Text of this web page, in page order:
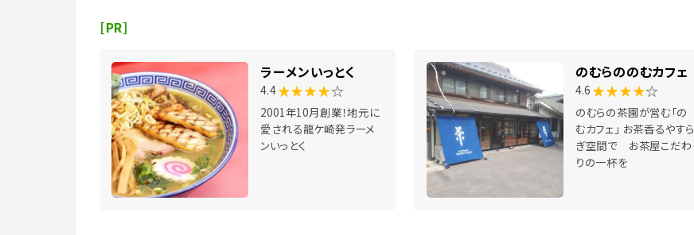
[PR]
ラーメンいっとく
4.4★★★★☆
2001年10月創業！地元に
愛される龍ケ崎発ラーメ
ンいっとく
のむらののむカフェ
4.6 ★★★★☆
のむらの茶園が営む「の
むカフェ」 お茶香るやすら
ぎ空間で お茶屋こだわ
りの一杯を